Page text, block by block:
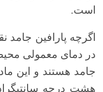
است.
اگرچه پارافین جامد
در دمای معمولی
جامد هستند و این
هشت درجه